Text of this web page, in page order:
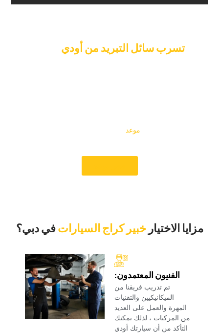
‏تسرب سائل التبريد من أودي‏
‏موعد ‏
‏مزايا الاختيار‏ خبير كراج السيارات‏في دبي؟‏
‏الفنيون المعتمدون:‏
‏تم تدريب فريقنا من
الميكانيكيين والتقنيات
المهرة والعمل على العديد
من المركبات ، لذلك يمكنك
التأكد من أن سيارتك أودي